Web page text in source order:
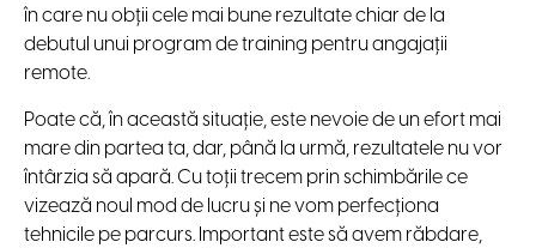
în care nu obții cele mai bune rezultate chiar de la
debutul unui program de training pentru angajații
remote.
Poate că, în această situație, este nevoie de un efort mai
mare din partea ta, dar, până la urmă, rezultatele nu vor
întârzia să apară. Cu toții trecem prin schimbările ce
vizează noul mod de lucru și ne vom perfecționa
tehnicile pe parcurs. Important este să avem răbdare,